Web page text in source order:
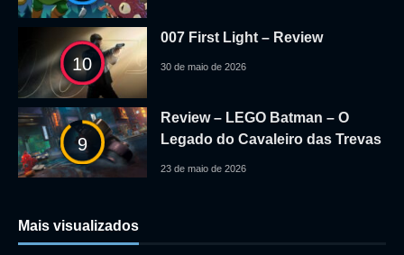
10
007 First Light – Review
30 de maio de 2026
9
Review – LEGO Batman – O
Legado do Cavaleiro das Trevas
23 de maio de 2026
Mais visualizados